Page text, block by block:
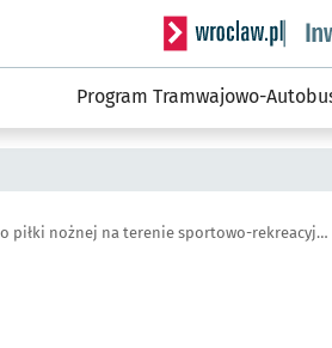
Serwis
Program Tramwajowo-
Budowa oświetlenia boiska do piłki nożnej na terenie sportowo-rekreacyjnego przy ul. Sołtysowickiej 68